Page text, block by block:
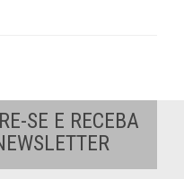
SE E RECEBA